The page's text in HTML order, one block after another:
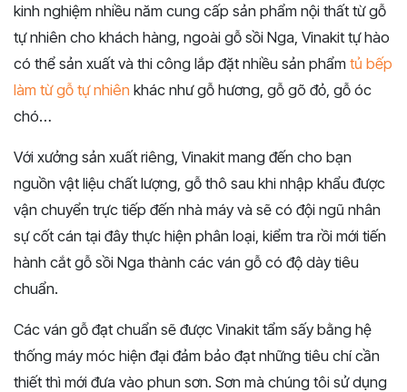
kinh nghiệm nhiều năm cung cấp sản phẩm nội thất từ gỗ
tự nhiên cho khách hàng, ngoài gỗ sồi Nga, Vinakit tự hào
có thể sản xuất và thi công lắp đặt nhiều sản phẩm tủ bếp
làm từ gỗ tự nhiên khác như gỗ hương, gỗ gõ đỏ, gỗ óc
chó…
Với xưởng sản xuất riêng, Vinakit mang đến cho bạn
nguồn vật liệu chất lượng, gỗ thô sau khi nhập khẩu được
vận chuyển trực tiếp đến nhà máy và sẽ có đội ngũ nhân
sự cốt cán tại đây thực hiện phân loại, kiểm tra rồi mới tiến
hành cắt gỗ sồi Nga thành các ván gỗ có độ dày tiêu
chuẩn.
Các ván gỗ đạt chuẩn sẽ được Vinakit tẩm sấy bằng hệ
thống máy móc hiện đại đảm bảo đạt những tiêu chí cần
thiết thì mới đưa vào phun sơn. Sơn mà chúng tôi sử dụng